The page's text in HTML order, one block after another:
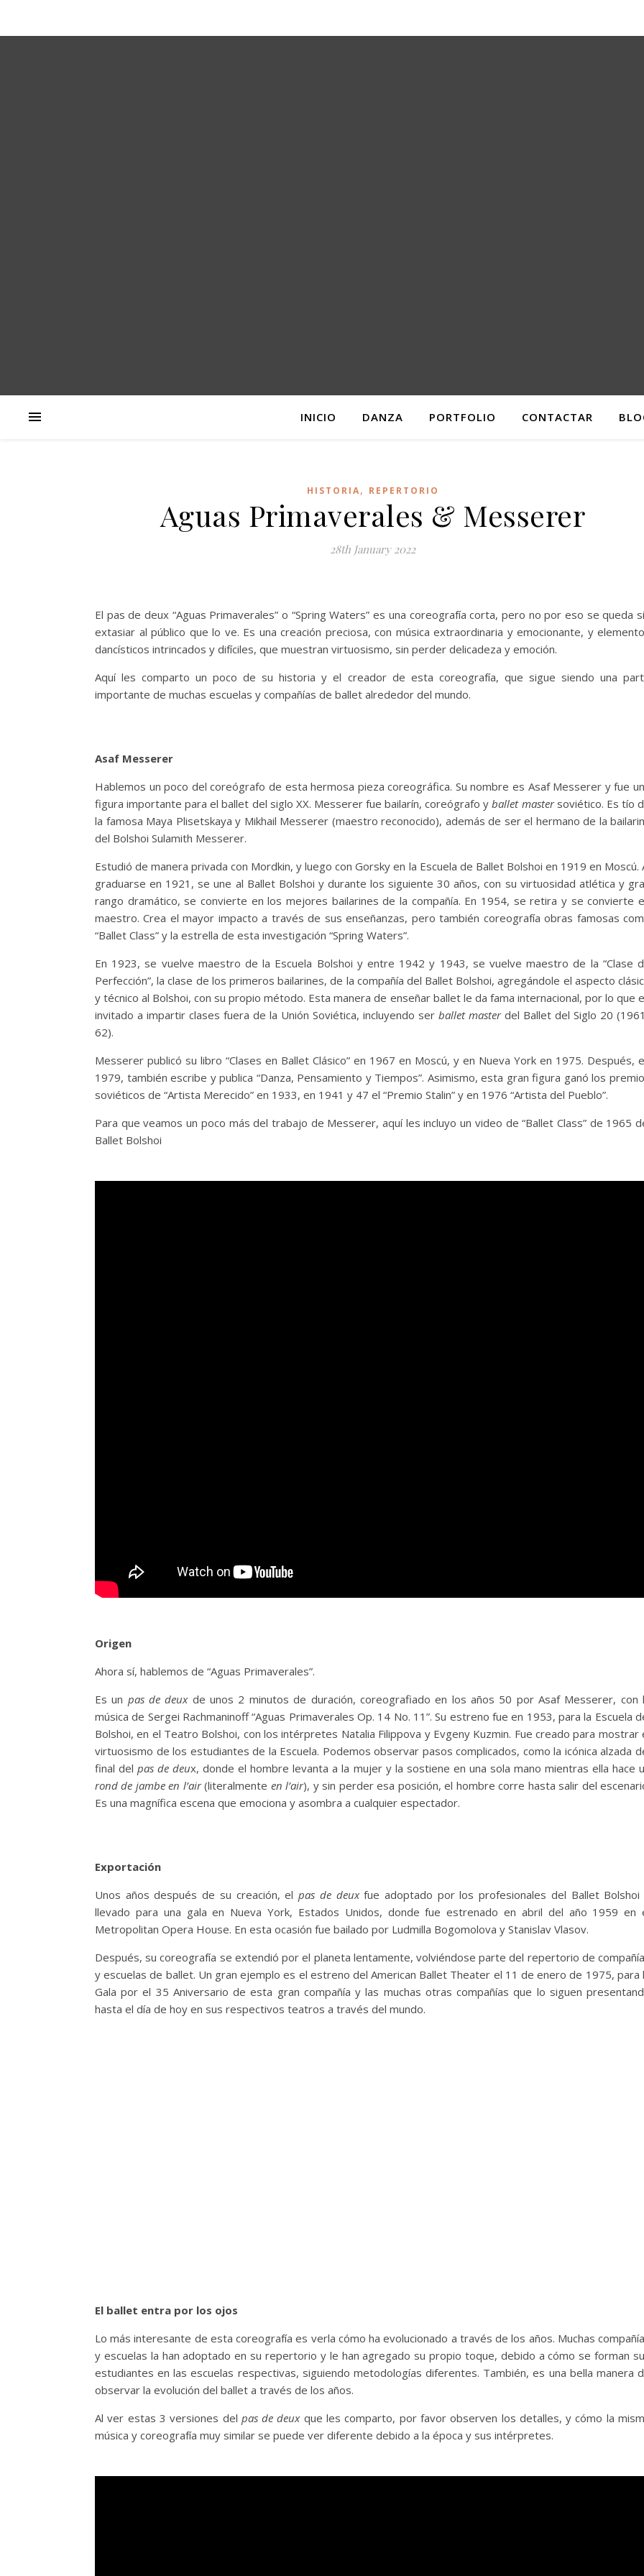
INICIO DANZA PORTFOLIO CONTACTAR
HISTORIA, REPERTORIO
Aguas Primaverales & Messerer
28th January 2022
El pas de deux “Aguas Primaverales” o “Spring Waters” es una coreografía corta, pero no por eso se queda
extasiar al público que lo ve. Es una creación preciosa, con música extraordinaria y emocionante, y
dancísticos intrincados y difíciles, que muestran virtuosismo, sin perder delicadeza y emoción.
Aquí les comparto un poco de su historia y el creador de esta coreografía, que sigue siendo una
importante de muchas escuelas y compañías de ballet alrededor del mundo.
Asaf Messerer
Hablemos un poco del coreógrafo de esta hermosa pieza coreográfica. Su nombre es Asaf Messerer y fue
figura importante para el ballet del siglo XX. Messerer fue bailarín, coreógrafo yballet master soviético. Es tío
la famosa Maya Plisetskaya y Mikhail Messerer (maestro reconocido), además de ser el hermano de la
del Bolshoi Sulamith Messerer.
Estudió de manera privada con Mordkin, y luego con Gorsky en la Escuela de Ballet Bolshoi en 1919 en Moscú.
graduarse en 1921, se une al Ballet Bolshoi y durante los siguiente 30 años, con su virtuosidad atlética y
rango dramático, se convierte en los mejores bailarines de la compañía. En 1954, se retira y se convierte
maestro. Crea el mayor impacto a través de sus enseñanzas, pero también coreografía obras famosas
“Ballet Class” y la estrella de esta investigación “Spring Waters”.
En 1923, se vuelve maestro de la Escuela Bolshoi y entre 1942 y 1943, se vuelve maestro de la “Clase
Perfección”, la clase de los primeros bailarines, de la compañía del Ballet Bolshoi, agregándole el aspecto
y técnico al Bolshoi, con su propio método. Esta manera de enseñar ballet le da fama internacional, por lo que
invitado a impartir clases fuera de la Unión Soviética, incluyendo ser ballet master del Ballet del Siglo 20
62).
Messerer publicó su libro “Clases en Ballet Clásico” en 1967 en Moscú, y en Nueva York en 1975. Después,
1979, también escribe y publica “Danza, Pensamiento y Tiempos”. Asimismo, esta gran figura ganó los
soviéticos de “Artista Merecido” en 1933, en 1941 y 47 el “Premio Stalin” y en 1976 “Artista del Pueblo”.
Para que veamos un poco más del trabajo de Messerer, aquí les incluyo un video de “Ballet Class” de 1965
Ballet Bolshoi
Origen
Ahora sí, hablemos de “Aguas Primaverales”.
Es un pas de deux de unos 2 minutos de duración, coreografiado en los años 50 por Asaf Messerer, con
música de Sergei Rachmaninoff “Aguas Primaverales Op. 14 No. 11”. Su estreno fue en 1953, para la Escuela
Bolshoi, en el Teatro Bolshoi, con los intérpretes Natalia Filippova y Evgeny Kuzmin. Fue creado para mostrar
virtuosismo de los estudiantes de la Escuela. Podemos observar pasos complicados, como la icónica alzada
final delpas de deux, donde el hombre levanta a la mujer y la sostiene en una sola mano mientras ella hace
rond de jambe en l’air(literalmente en l’air), y sin perder esa posición, el hombre corre hasta salir del
Es una magnífica escena que emociona y asombra a cualquier espectador.
Exportación
Unos años después de su creación, elpas de deuxfue adoptado por los profesionales del Ballet Bolshoi
llevado para una gala en Nueva York, Estados Unidos, donde fue estrenado en abril del año 1959 en
Metropolitan Opera House. En esta ocasión fue bailado por Ludmilla Bogomolova y Stanislav Vlasov.
Después, su coreografía se extendió por el planeta lentamente, volviéndose parte del repertorio de
y escuelas de ballet. Un gran ejemplo es el estreno del American Ballet Theater el 11 de enero de 1975, para
Gala por el 35 Aniversario de esta gran compañía y las muchas otras compañías que lo siguen
hasta el día de hoy en sus respectivos teatros a través del mundo.
El ballet entra por los ojos
Lo más interesante de esta coreografía es verla cómo ha evolucionado a través de los años. Muchas
y escuelas la han adoptado en su repertorio y le han agregado su propio toque, debido a cómo se forman
estudiantes en las escuelas respectivas, siguiendo metodologías diferentes. También, es una bella manera
observar la evolución del ballet a través de los años.
Al ver estas 3 versiones del pas de deuxque les comparto, por favor observen los detalles, y cómo la
música y coreografía muy similar se puede ver diferente debido a la época y sus intérpretes.